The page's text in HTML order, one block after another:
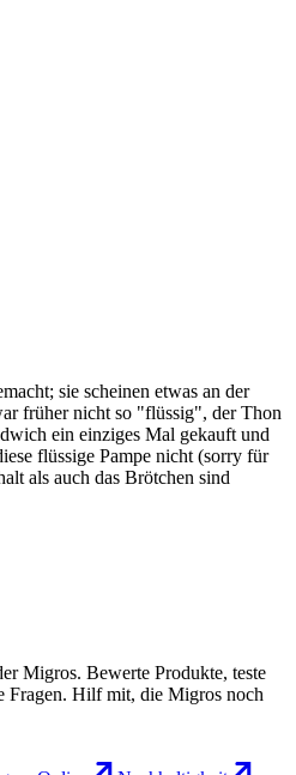
sie scheinen etwas an der
früher nicht so "flüssig", der Thon
ein einziges Mal gekauft und
flüssige Pampe nicht (sorry für
als auch das Brötchen sind
Migros. Bewerte Produkte, teste
Fragen. Hilf mit, die Migros noch